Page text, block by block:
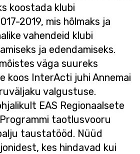
koostada klubi
2019, mis hõlmaks ja
vahendeid klubi
ja edendamiseks.
väga suureks
koos InterActi juhi Annemai
valgustuse.
EAS Regionaalsete
taotlusvooru
taustatööd. Nüüd
kes hindavad kui